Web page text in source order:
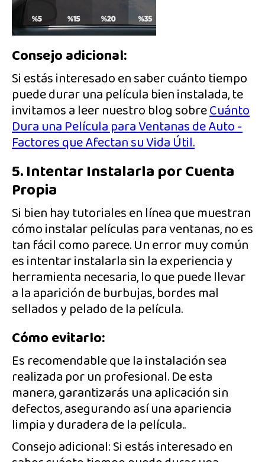
Consejo adicional:
Si estás interesado en saber cuánto tiempo
puede durar una película bien instalada, te
invitamos a leer nuestro blog sobreCuánto
Dura una Película para Ventanas de Auto -
Factores que Afectan su Vida Útil.
5. Intentar Instalarla por Cuenta
Propia
Si bien hay tutoriales en línea que muestran
cómo instalar películas para ventanas, no es
tan fácil como parece. Un error muy común
es intentar instalarla sin la experiencia y
herramienta necesaria, lo que puede llevar
a la aparición de burbujas, bordes mal
sellados y pelado de la película.
Cómo evitarlo:
Es recomendable que la instalación sea
realizada por un profesional. De esta
manera, garantizarás una aplicación sin
defectos, asegurando así una apariencia
limpia y duradera de la película..
Consejo adicional: Si estás interesado en